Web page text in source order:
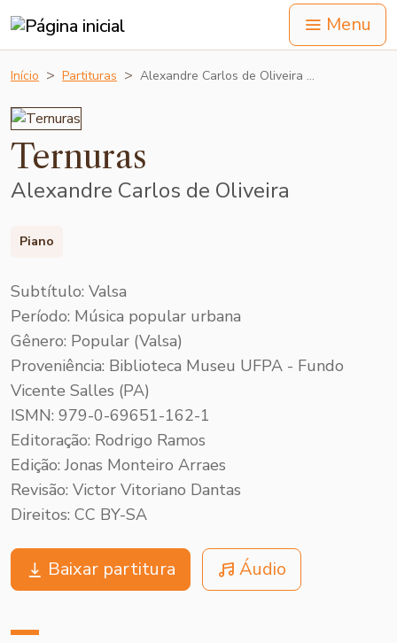
Menu
Início Partituras Alexandre Carlos de Oliveira …
Ternuras
Alexandre Carlos de Oliveira
Piano
Subtítulo: Valsa
Período: Música popular urbana
Gênero: Popular (Valsa)
Proveniência: Biblioteca Museu UFPA - Fundo
Vicente Salles (PA)
ISMN: 979-0-69651-162-1
Editoração: Rodrigo Ramos
Edição: Jonas Monteiro Arraes
Revisão: Victor Vitoriano Dantas
Direitos: CC BY-SA
Baixar partitura Áudio